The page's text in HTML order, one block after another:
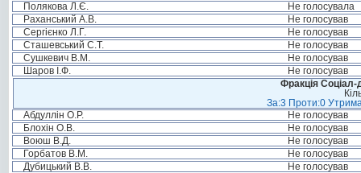
Полякова Л.Є.
Не голосувала
Раханський А.В.
Не голосував
Сергієнко Л.Г.
Не голосував
Сташевський С.Т.
Не голосував
Сушкевич В.М.
Не голосував
Шаров І.Ф.
Не голосував
Фракція Соціал-
За:3 Проти:0
Абдуллін О.Р.
Не голосував
Блохін О.В.
Не голосував
Воюш В.Д.
Не голосував
Горбатов В.М.
Не голосував
Дубицький В.В.
Не голосував